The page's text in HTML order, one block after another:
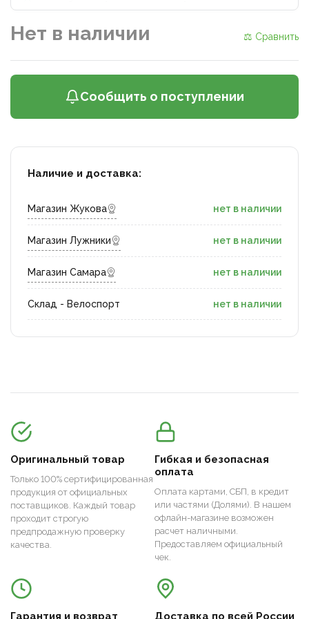
Нет в наличии ⚖ Сравнить
Сообщить о поступлении
Наличие и доставка:
Магазин Жукова нет в наличии
Магазин Лужники нет в наличии
Магазин Самара нет в наличии
Склад - Велоспорт нет в наличии
Оригинальный товар
Только 100% сертифицированная
продукция от официальных
поставщиков. Каждый товар
проходит строгую
предпродажную проверку
качества.
Гибкая и безопасная
оплата
Оплата картами, СБП, в кредит
или частями (Долями). В нашем
офлайн-магазине возможен
расчет наличными.
Предоставляем официальный
чек.
Гарантия и возврат Доставка по всей России